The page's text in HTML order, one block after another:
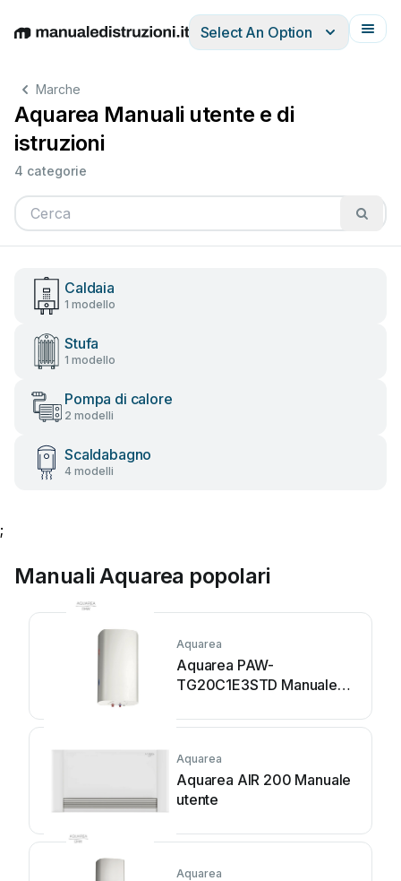
EnglishDeutschEspañolItalianoFrançais
Select An Option
Marche
Aquarea Manuali utente e di
istruzioni
4 categorie
Caldaia
1 modello
Stufa
1 modello
Pompa di calore
2 modelli
Scaldabagno
4 modelli
;
Manuali Aquarea popolari
Aquarea
Aquarea PAW-
TG20C1E3STD Manuale
Aquarea
Aquarea AIR 200 Manuale
utente
Aquarea